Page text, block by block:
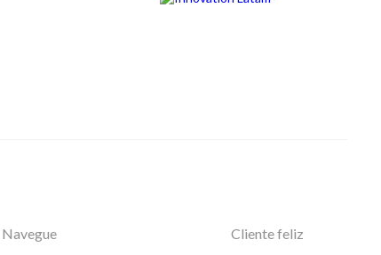
Navegue Cliente feliz